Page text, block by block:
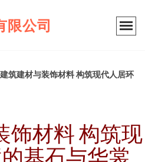
限公司
建筑建材与装饰材料 构筑现代人居环
饰材料 构筑现
基石与华裳